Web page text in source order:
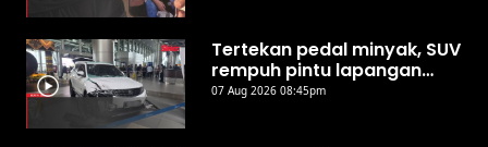
Tertekan pedal minyak, SUV
rempuh pintu lapangan
terbang Kota Kinabalu
07 Aug 2026 08:45pm